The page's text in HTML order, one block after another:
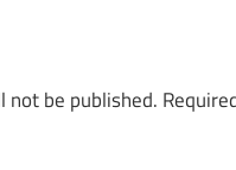
not be published.